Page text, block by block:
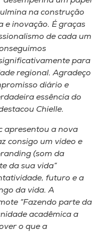
na construção
e inovação. É graças
de cada um
para
regional. Agradeço
diário e
essência do
Chielle.
apresentou a nova
consigo um vídeo e
(som da
da sua vida”
futuro e a
da vida. A
“Fazendo parte da
acadêmica a
o que a